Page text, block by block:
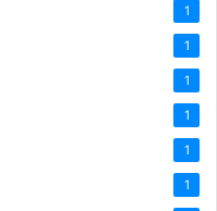
1
1
1
1
1
1